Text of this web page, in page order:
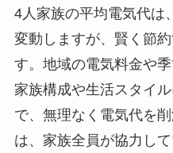
4人家族の平均電気代は
変動しますが、賢く節
す。地域の電気料金や
家族構成や生活スタイ
で、無理なく電気代を
は、家族全員が協力し